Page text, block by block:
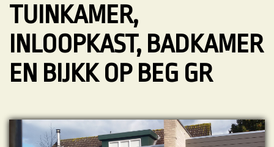
TUINKAMER,
INLOOPKAST, BADKAMER
EN BIJKK OP BEG GR